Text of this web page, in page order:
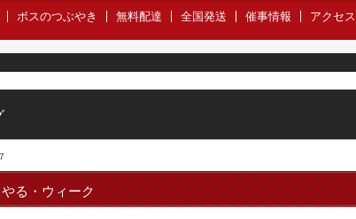
ボスのつぶやき 無料配達 全国発送 催事情報 アクセス
る・ウィーク